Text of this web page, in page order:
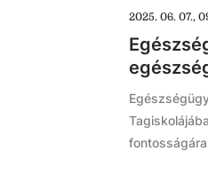
2025. 06. 07.,